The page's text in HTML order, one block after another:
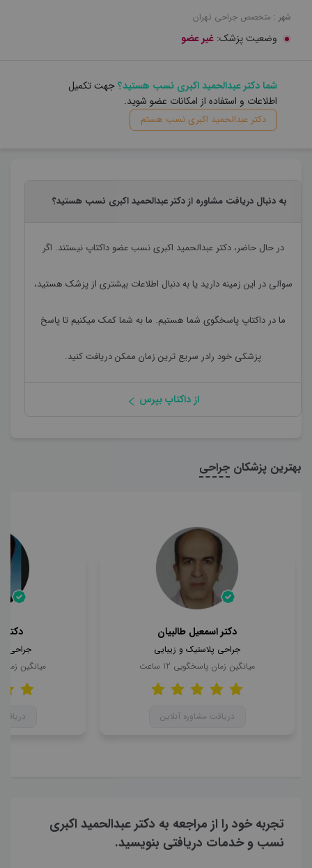
شهر : متخصص جراحی تهران
وضعیت پزشک: غیر عضو
شما دکتر عبدالحمید اکبری نسب هستید؟جهت تکمیل
اطلاعات و استفاده از امکانات عضو شوید.
دکتر عبدالحمید اکبری نسب هستم
به دنبال دریافت مشاوره از دکتر عبدالحمید اکبری نسب هستید؟
در حال حاضر،دکتر عبدالحمید اکبری نسب عضو داکتاپ نیستند. اگر
سوالی در این زمینه دارید یا به دنبال اطلاعات بیشتری از پزشک هستید،
ما در داکتاپ پاسخگوی شما هستیم. ما به شما کمک میکنیم تا پاسخ
پزشکی خود رادر سریع ترین زمان ممکن دریافت کنید.
از داکتاپ بپرس
بهترین پزشکان جراحی
دکتر اسمعیل طالبیان
جراحی پلاستیک و زیبایی
میانگین زمان پاسخگویی 12 ساعت
دریافت مشاوره آنلاین
دکتر
جراحی
میانگین
تجربه خود را از مراجعه به دکتر عبدالحمید اکبری
نسب و خدمات دریافتی بنویسید.